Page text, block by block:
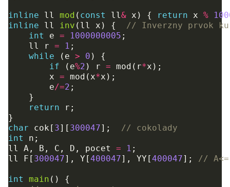
inline ll mod ( const ll & x ) { return x %
inline
ll inv ( ll x ) {
// Inverzny prvok
int
e = 1000000005 ;
ll
r = 1 ;
while
( e > 0 )
{
if
( e%2 ) r = mod ( r*x );
x = mod ( x*x );
e/=2 ;
}
return
r ;
}
char
cok [ 3][ 300047];
// cokolady
int
n ;
ll
A , B , C , D , pocet = 1 ;
ll
F [ 300047], Y [400047], YY [400047]; //
int main ()
{